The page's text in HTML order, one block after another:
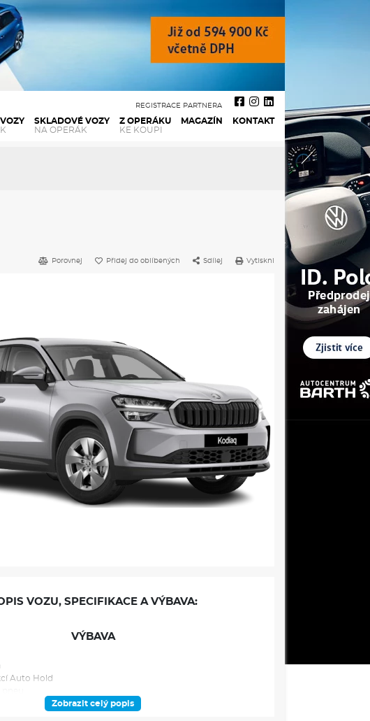
SKLADOVÉ VOZY
NA OPERÁK
Z OPERÁKU
KE KOUPI
MAGAZÍN KONTAKT
REGISTRACE PARTNERA
Porovnej Přidej do oblíbených Sdílej Vytiskni
VOZU, SPECIFIKACE A VÝBAVA:
VÝBAVA
Auto Hold
Zobrazit celý popis